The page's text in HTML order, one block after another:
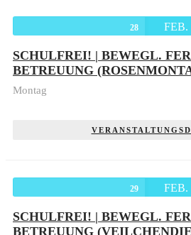
28 FEB.
SCHULFREI! | BEWEGL.
BETREUUNG
Montag
29 FEB.
SCHULFREI! | BEWEGL.
BETREUUNG